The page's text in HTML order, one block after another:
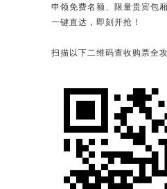
申领免费名额、限量贵宾包
一键直达，即刻开抢！
扫描以下二维码查收购票全